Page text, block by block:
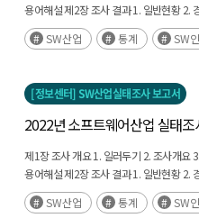
용어해설제2장 조사 결과1. 일반현황 2.
개발 환경 6. 신소프트웨어 7. 해외진출 현
3. 소프트웨어산업 품목 분류체계
SW산업 통계 SW
[정보센터] SW산업실태조사 보고서
2022년 소프트웨어산업 실태조
제1장 조사 개요1. 일러두기 2. 조사개요
용어해설제2장 조사 결과1. 일반현황 2.
개발 환경 6. 신소프트웨어 7. 해외진출 현
3. 소프트웨어산업 품목 분류체계
SW산업 통계 SW